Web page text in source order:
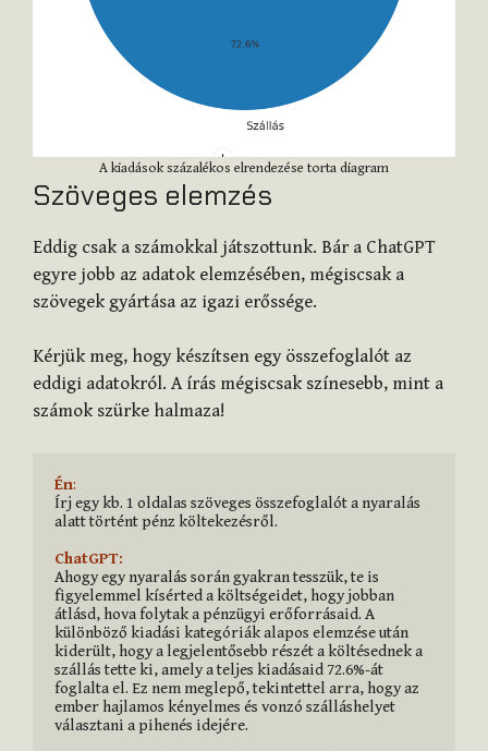
A kiadások százalékos elrendezése torta diagram
Szöveges elemzés
Eddig csak a számokkal játszottunk. Bár a ChatGPT
egyre jobb az adatok elemzésében, mégiscsak a
szövegek gyártása az igazi erőssége.
Kérjük meg, hogy készítsen egy összefoglalót az
eddigi adatokról. A írás mégiscsak színesebb, mint a
számok szürke halmaza!
Én:
Írj egy kb. 1 oldalas szöveges összefoglalót a nyaralás
alatt történt pénz költekezésről.
ChatGPT:
Ahogy egy nyaralás során gyakran tesszük, te is
figyelemmel kísérted a költségeidet, hogy jobban
átlásd, hova folytak a pénzügyi erőforrásaid. A
különböző kiadási kategóriák alapos elemzése után
kiderült, hogy a legjelentősebb részét a költésednek a
szállás tette ki, amely a teljes kiadásaid 72.6%-át
foglalta el. Ez nem meglepő, tekintettel arra, hogy az
ember hajlamos kényelmes és vonzó szálláshelyet
választani a pihenés idejére.